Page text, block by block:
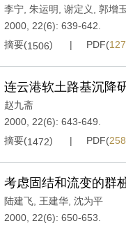
李宁 朱运明 谢定义
郭增玉
2000, 22(6): 639-642.
摘要(1506) PDF(
连云港软土路基沉降
赵九斋
2000, 22(6): 643-649.
摘要(1472) PDF(
考虑固结和流变的群
陆建飞 王建华 沈为平
2000, 22(6): 650-653.